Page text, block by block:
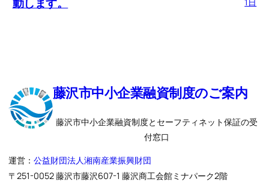
藤沢市中小企業融資制度のご案内
藤沢市中小企業融資制度とセーフティネット保証の受
付窓口
運営：公益財団法人湘南産業振興財団
〒251-0052 藤沢市藤沢607-1 藤沢商工会館ミナパーク2階